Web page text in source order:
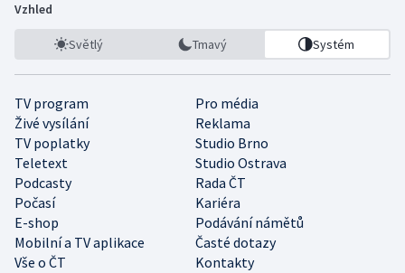
Vzhled
Světlý Tmavý Systém
TV program
Pro média
Živé vysílání
Reklama
TV poplatky
Studio Brno
Teletext
Studio Ostrava
Podcasty
Rada ČT
Počasí
Kariéra
E-shop
Podávání námětů
Mobilní a TV aplikace
Časté dotazy
Vše o ČT
Kontakty